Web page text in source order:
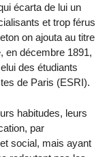
écarta de lui un
et trop férus
on ajouta au titre
en décembre 1891,
des étudiants
de Paris (ESRI).
habitudes, leurs
par
social, mais ayant